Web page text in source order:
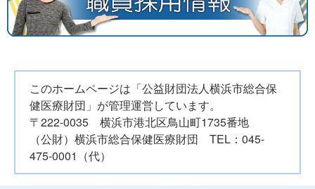
このホームページは「公益財団法人横浜市総合保
健医療財団」が管理運営しています。
〒222-0035 横浜市港北区鳥山町1735番地
（公財）横浜市総合保健医療財団 TEL：045-
475-0001（代）